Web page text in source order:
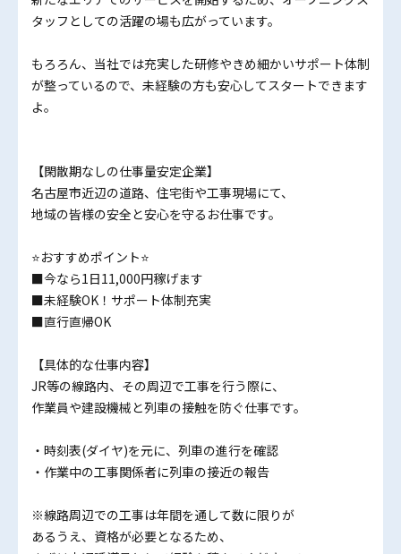
タッフとしての活躍の場も広がっています。
もろろん、当社では充実した研修やきめ細かいサポート体制
が整っているので、未経験の方も安心してスタートできます
よ。
【閑散期なしの仕事量安定企業】
名古屋市近辺の道路、住宅街や工事現場にて、
地域の皆様の安全と安心を守るお仕事です。
⭐おすすめポイント⭐
■今なら1日11,000円稼げます
■未経験OK！サポート体制充実
■直行直帰OK
【具体的な仕事内容】
JR等の線路内、その周辺で工事を行う際に、
作業員や建設機械と列車の接触を防ぐ仕事です。
・時刻表(ダイヤ)を元に、列車の進行を確認
・作業中の工事関係者に列車の接近の報告
※線路周辺での工事は年間を通して数に限りが
あるうえ、資格が必要となるため、